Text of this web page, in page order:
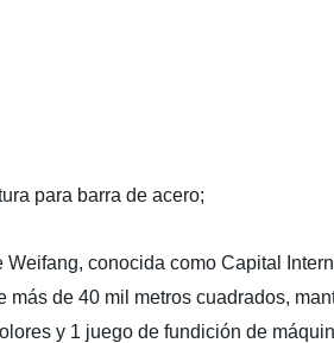
para barra de acero;
conocida como Capital
de 40 mil metros cuadrados,
y 1 juego de fundición de